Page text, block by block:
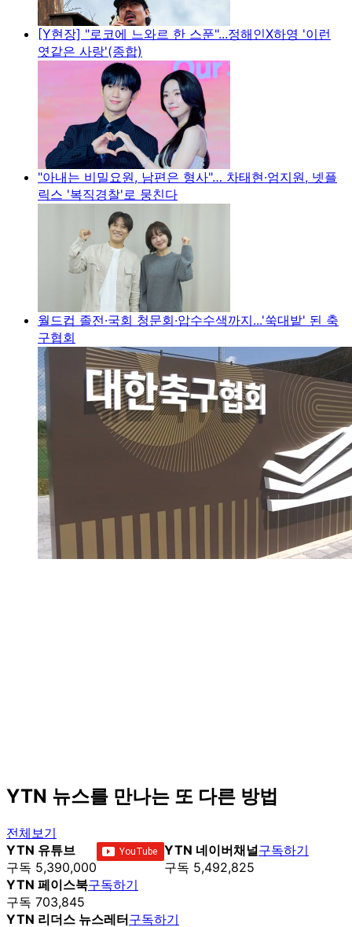
[Y현장] "로코에 느와르 한 스푼"...정해인X하영 '이런
엿같은 사랑'(종합)
"아내는 비밀요원, 남편은 형사"… 차태현·엄지원, 넷플
릭스 '복직경찰'로 뭉친다
월드컵 졸전·국회 청문회·압수수색까지...'쑥대밭' 된 축
구협회
YTN 뉴스를 만나는 또 다른 방법
전체보기
YTN 유튜브
구독 5,390,000
YTN 네이버채널
구독 5,492,825
구독하기
YTN 페이스북
구독 703,845
구독하기
YTN 리더스 뉴스레터구독하기